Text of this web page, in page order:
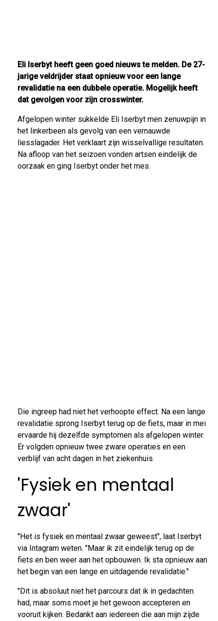
Eli Iserbyt heeft geen goed nieuws te melden. De 27-
jarige veldrijder staat opnieuw voor een lange
revalidatie na een dubbele operatie. Mogelijk heeft
dat gevolgen voor zijn crosswinter.
Afgelopen winter sukkelde Eli Iserbyt men zenuwpijn in
het linkerbeen als gevolg van een vernauwde
liesslagader. Het verklaart zijn wisselvallige resultaten.
Na afloop van het seizoen vonden artsen eindelijk de
oorzaak en ging Iserbyt onder het mes.
Die ingreep had niet het verhoopte effect. Na een lange
revalidatie sprong Iserbyt terug op de fiets, maar in mei
ervaarde hij dezelfde symptomen als afgelopen winter.
Er volgden opnieuw twee zware operaties en een
verblijf van acht dagen in het ziekenhuis.
'Fysiek en mentaal
zwaar'
"Het is fysiek en mentaal zwaar geweest", laat Iserbyt
via Intagram weten. "Maar ik zit eindelijk terug op de
fiets en ben weer aan het opbouwen. Ik sta opnieuw aan
het begin van een lange en uitdagende revalidatie."
"Dit is absoluut niet het parcours dat ik in gedachten
had, maar soms moet je het gewoon accepteren en
vooruit kijken. Bedankt aan iedereen die aan mijn zijde